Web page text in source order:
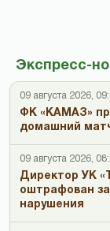
Экспресс-
09 августа 2026,
ФК «КАМАЗ»
домашний
09 августа 2026,
Директор УК
оштрафован
нарушения